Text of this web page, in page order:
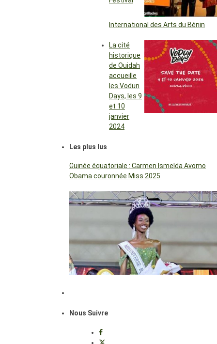
International des Arts du Bénin
La cité
historique
de Ouidah
accueille
les Vodun
Days, les 9
et 10
janvier
2024
Les plus lus
Guinée équatoriale : Carmen Ismelda Avomo
Obama couronnée Miss 2025
Nous Suivre